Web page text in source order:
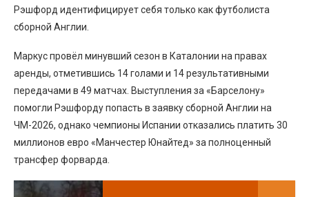
Рэшфорд идентифицирует себя только как футболиста
сборной Англии.
Маркус провёл минувший сезон в Каталонии на правах
аренды, отметившись 14 голами и 14 результативными
передачами в 49 матчах. Выступления за «Барселону»
помогли Рэшфорду попасть в заявку сборной Англии на
ЧМ-2026, однако чемпионы Испании отказались платить 30
миллионов евро «Манчестер Юнайтед» за полноценный
трансфер форварда.